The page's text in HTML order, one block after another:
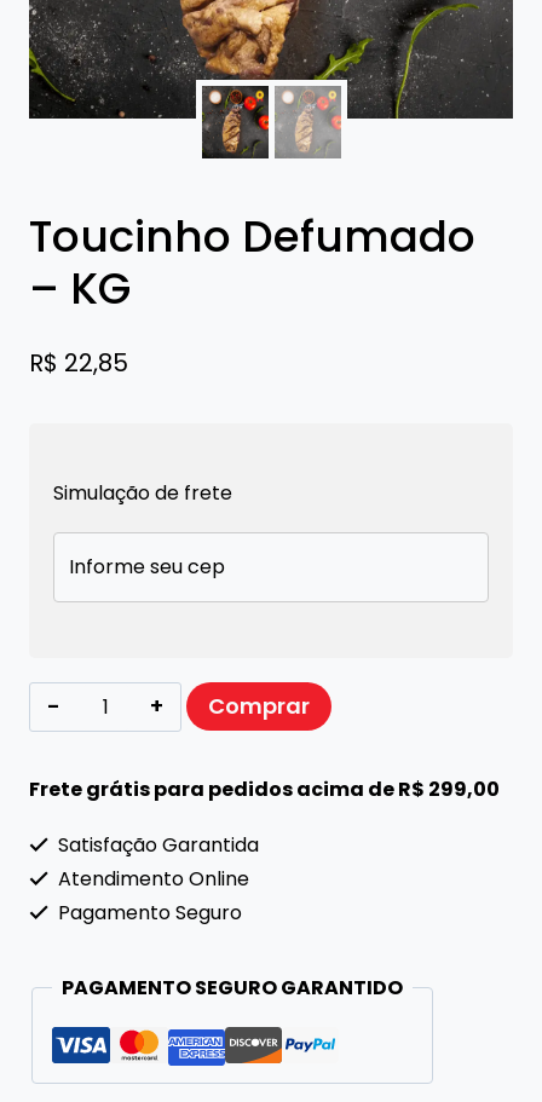
Toucinho Defumado
– KG
R$ 22,85
Simulação de frete
Toucinho
Defumado
-
quantidade
Comprar
Frete grátis para pedidos acima de R$ 299,00
Satisfação Garantida
Atendimento Online
Pagamento Seguro
PAGAMENTO SEGURO GARANTIDO